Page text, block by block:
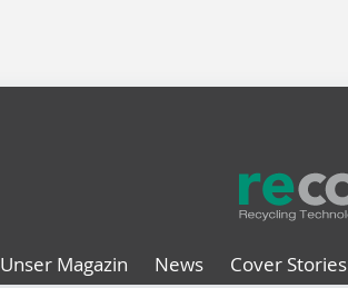
Unser Magazin News Cover Stories